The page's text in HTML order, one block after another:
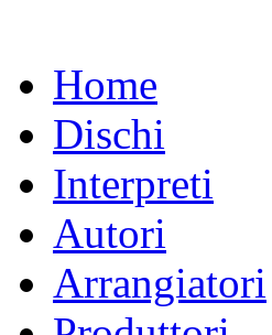
Home
Dischi
Interpreti
Autori
Arrangiatori